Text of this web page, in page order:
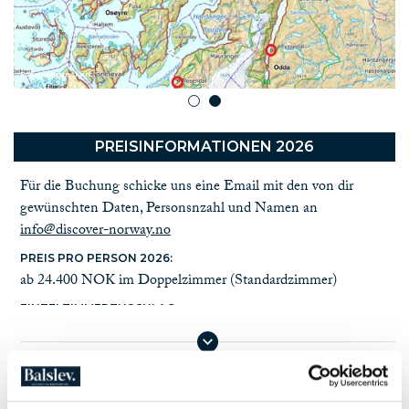
spektakuläre Natur und spannende Aktivitäten! Von
Bergtouren und Rafting bis zu Kulturerlebnissen und Cider-
Proben ist dies eine Tour, die sowohl für Abenteuerlustige als
auch für Genießer geeignet ist.
Kann mit einer Wanderung auf dem
werden.
Fahre auf eine Abenteuerreise im Hardanger
mit Discover Norway!
Wanderungen
Praktische Informationen
Norwegenfakten
Foto: Norgeskart
1
PREISINFORMATIONEN 2026
Für die Buchung schicke uns eine Email mit den von dir
gewünschten Daten, Personsnzahl und Namen an
info@discover-norway.no
PREIS PRO PERSON 2026:
ab 24.400 NOK im Doppelzimmer (Standardzimmer)
EINZELZIMMERZUSCHLAG:
IM PREIS NICHT INBEGRIFFEN:
Reise- und Reiserücktritts-Versicherung
WEITERE INFORMATIONEN ANZEIGEN